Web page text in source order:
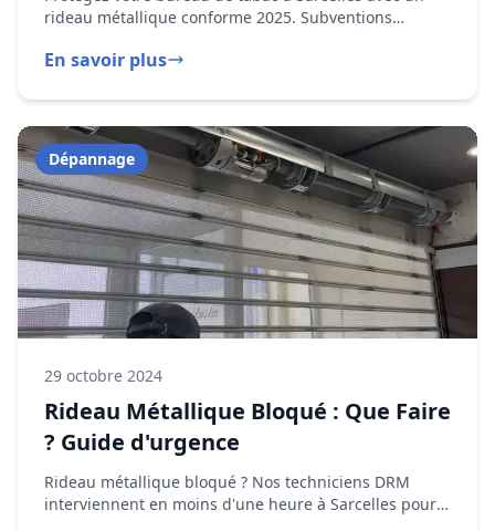
29 octobre 2024
Rideau Métallique Bloqué : Que Faire
? Guide d'urgence
Rideau métallique bloqué ? Nos techniciens DRM
interviennent en moins d'une heure à Sarcelles pour
diagnostiquer et réparer toute panne.
En savoir plus